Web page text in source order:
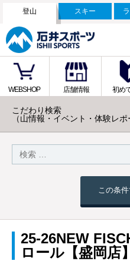
登山 スキー
WEBSHOP 店舗情報 初め
こだわり検索
（山情報・イベント・体験レポ
この条
25-26NEW
ロール【盛岡店】